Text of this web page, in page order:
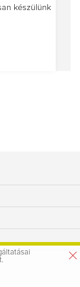
készülünk